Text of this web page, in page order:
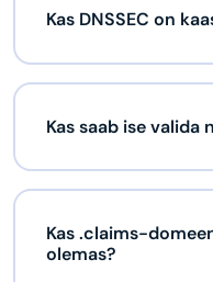
Kas DNSSEC on
Kas saab ise valida
Kas .claims-
olemas?